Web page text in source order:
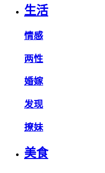
生活
情感
两性
婚嫁
发现
撩妹
美食